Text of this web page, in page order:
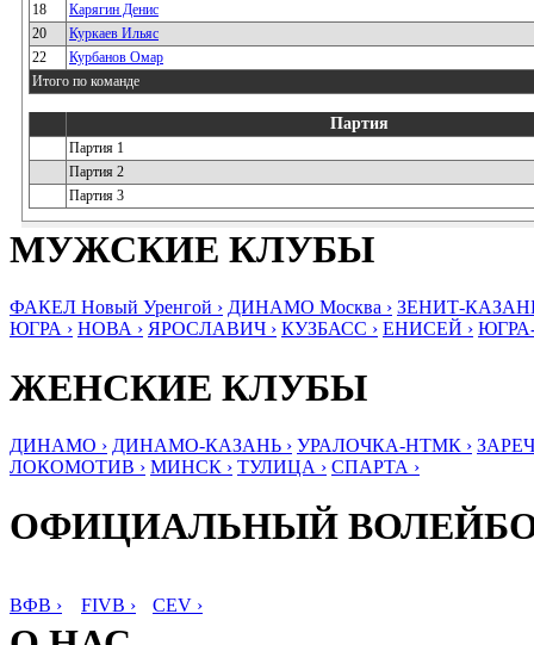
18
Карягин Денис
20
Куркаев Ильяс
22
Курбанов Омар
Итого по команде
Партия
Партия 1
Партия 2
Партия 3
МУЖСКИЕ КЛУБЫ
ФАКЕЛ Новый Уренгой › ДИНАМО Москва › ЗЕНИТ-
ЮГРА › НОВА › ЯРОСЛАВИЧ › КУЗБАСС › ЕНИСЕЙ ›
ЖЕНСКИЕ КЛУБЫ
ДИНАМО › ДИНАМО-КАЗАНЬ › УРАЛОЧКА-НТМК ›
ЛОКОМОТИВ › МИНСК › ТУЛИЦА › СПАРТА ›
ОФИЦИАЛЬНЫЙ
ВФВ › FIVB › CEV ›